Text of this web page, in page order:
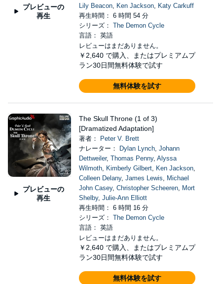
プレビューの
再生
Lily Beacon, Ken Jackson, Katy Carkuff
再生時間： 6 時間 54 分
シリーズ： The Demon Cycle
言語： 英語
レビューはまだありません。
￥2,640 で購入、またはプレミアムプ
ラン30日間無料体験で試す
無料体験を試す
プレビューの
再生
The Skull Throne (1 of 3)
[Dramatized Adaptation]
著者：
Peter V. Brett
ナレーター：
Dylan Lynch, Johann
Dettweiler, Thomas Penny, Alyssa
Wilmoth, Kimberly Gilbert, Ken Jackson,
Colleen Delany, James Lewis, Michael
John Casey, Christopher Scheeren, Mort
Shelby, Julie-Ann Elliott
再生時間： 6 時間 16 分
シリーズ： The Demon Cycle
言語： 英語
レビューはまだありません。
￥2,640 で購入、またはプレミアムプ
ラン30日間無料体験で試す
無料体験を試す